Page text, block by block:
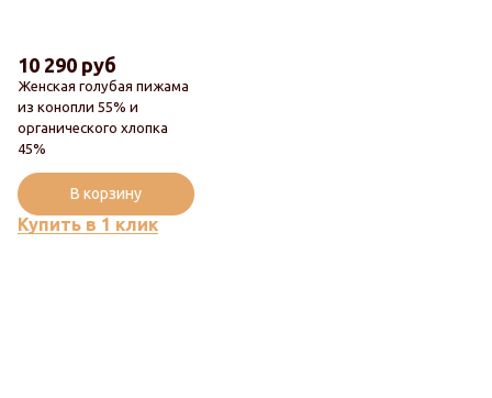
Популярный
Женская голубая пижама
из конопли 55% и
органического хлопка
45%
10 290 руб
Купить в 1 клик
В корзину